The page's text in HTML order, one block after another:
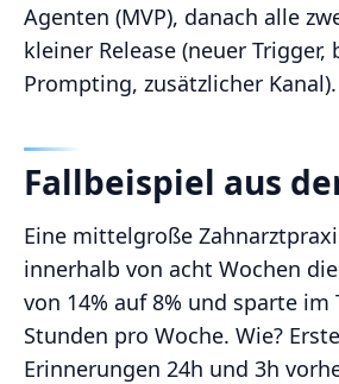
Agenten (MVP), danach alle
kleiner Release (neuer Trigger,
Prompting, zusätzlicher Kanal).
Fallbeispiel aus
Eine mittelgroße
innerhalb von acht Wochen die
von 14% auf 8% und sparte im
Stunden pro Woche. Wie?
Erinnerungen 24h und 3h